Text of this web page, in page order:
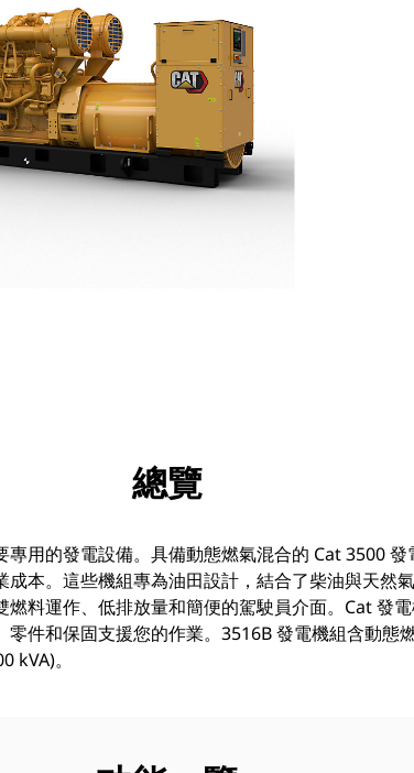
導覽 方案
總覽
用的發電設備。具備動態燃氣混合的 Cat 3500
本。這些機組專為油田設計，結合了柴油與天然
料運作、低排放量和簡便的駕駛員介面。Cat 發
件和保固支援您的作業。3516B 發電機組含動態
kVA)。